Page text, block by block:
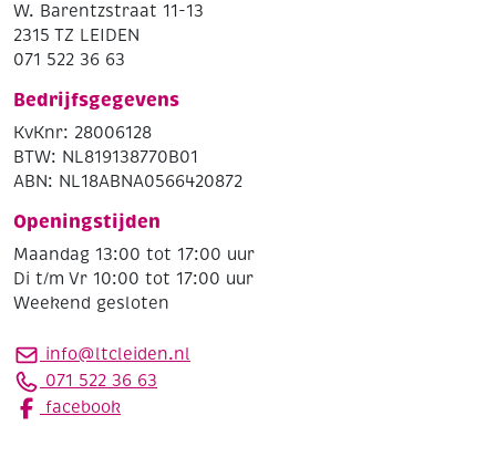
W. Barentzstraat 11-13
2315 TZ LEIDEN
071 522 36 63
Bedrijfsgegevens
KvKnr: 28006128
BTW: NL819138770B01
ABN: NL18ABNA0566420872
Openingstijden
Maandag 13:00 tot 17:00 uur
Di t/m Vr 10:00 tot 17:00 uur
Weekend gesloten
info@ltcleiden.nl
071 522 36 63
facebook